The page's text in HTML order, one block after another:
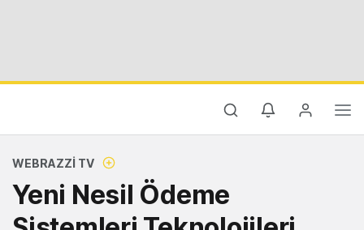
WEBRAZZI TV
Yeni Nesil Ödeme